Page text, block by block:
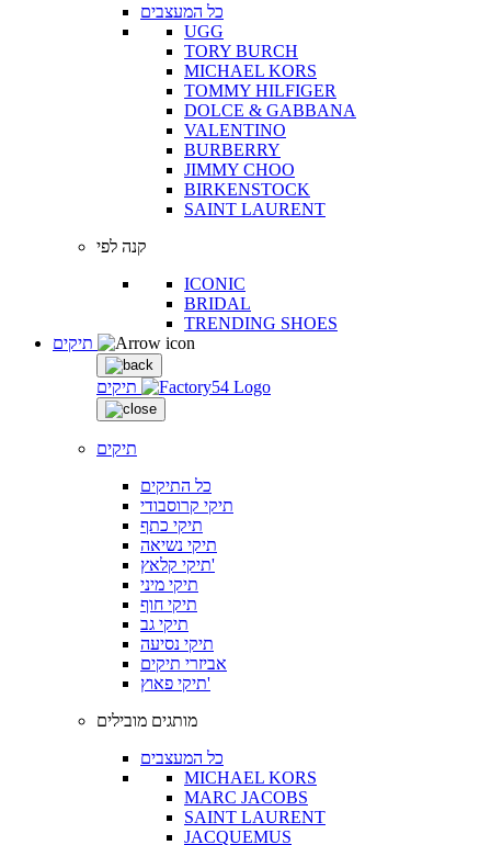
כל המעצבים
UGG
TORY BURCH
MICHAEL KORS
TOMMY HILFIGER
DOLCE & GABBANA
VALENTINO
BURBERRY
JIMMY CHOO
BIRKENSTOCK
SAINT LAURENT
קנה לפי
ICONIC
BRIDAL
TRENDING SHOES
תיקים
תיקים
כל התיקים
תיקי קרוסבודי
תיקי כתף
תיקי נשיאה
תיקי קלאץ'
תיקי מיני
תיקי חוף
תיקי גב
תיקי נסיעה
אביזרי תיקים
תיקי פאוץ'
מותגים מובילים
כל המעצבים
MICHAEL KORS
MARC JACOBS
SAINT LAURENT
JACQUEMUS